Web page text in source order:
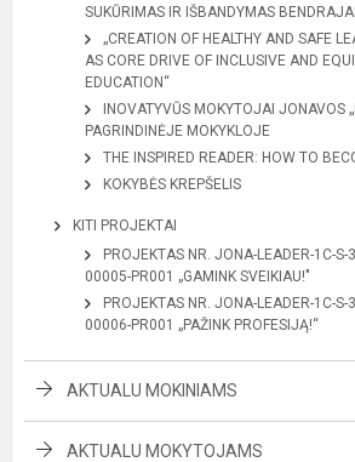
SUKŪRIMAS IR IŠBANDYMAS
„CREATION OF HEALTHY AND SAFE
AS CORE DRIVE OF INCLUSIVE AND
EDUCATION“
INOVATYVŪS MOKYTOJAI JONAVOS
PAGRINDINĖJE MOKYKLOJE
THE INSPIRED READER: HOW TO
KOKYBĖS KREPŠELIS
KITI PROJEKTAI
PROJEKTAS NR. JONA-LEADER-1C-
00005-PR001 „GAMINK SVEIKIAU!"
PROJEKTAS NR. JONA-LEADER-1C-
00006-PR001 „PAŽINK PROFESIJĄ!“
AKTUALU MOKINIAMS
AKTUALU MOKYTOJAMS